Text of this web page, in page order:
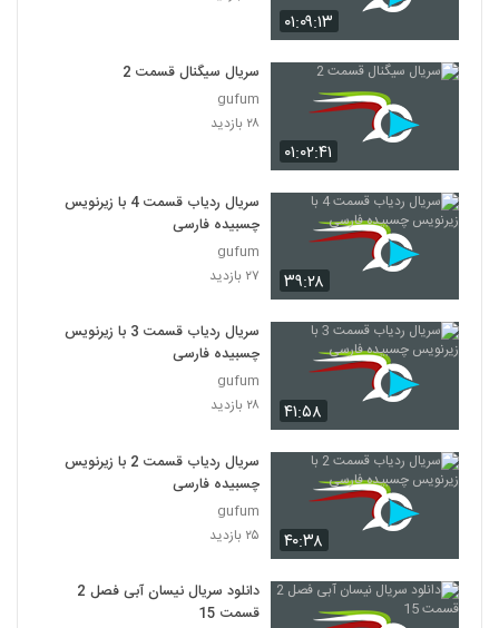
۰۱:۰۹:۱۳
۰۱:۰۲:۴۱
سریال سیگنال قسمت 2
gufum
۲۸ بازدید
۳۹:۲۸
سریال ردیاب قسمت 4 با زیرنویس
چسبیده فارسی
gufum
۲۷ بازدید
۴۱:۵۸
سریال ردیاب قسمت 3 با زیرنویس
چسبیده فارسی
gufum
۲۸ بازدید
۴۰:۳۸
سریال ردیاب قسمت 2 با زیرنویس
چسبیده فارسی
gufum
۲۵ بازدید
دانلود سریال نیسان آبی فصل 2
قسمت 15